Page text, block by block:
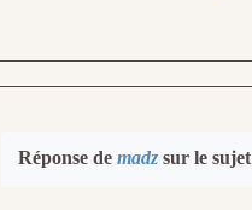
Réponse de madzsur le sujet